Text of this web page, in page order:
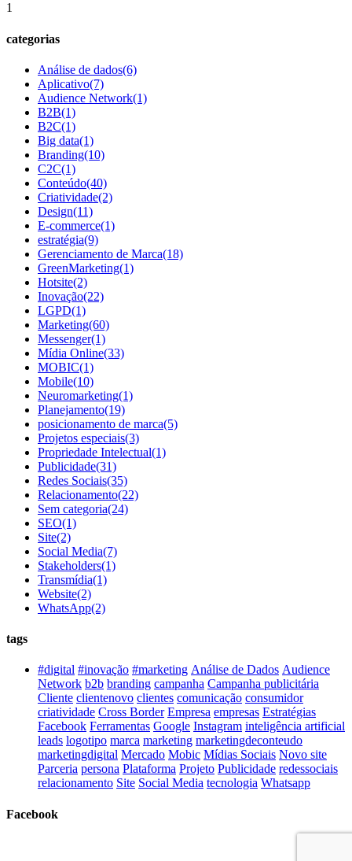
1
categorias
Análise de dados(6)
Aplicativo(7)
Audience Network(1)
B2B(1)
B2C(1)
Big data(1)
Branding(10)
C2C(1)
Conteúdo(40)
Criatividade(2)
Design(11)
E-commerce(1)
estratégia(9)
Gerenciamento de Marca(18)
GreenMarketing(1)
Hotsite(2)
Inovação(22)
LGPD(1)
Marketing(60)
Messenger(1)
Mídia Online(33)
MOBIC(1)
Mobile(10)
Neuromarketing(1)
Planejamento(19)
posicionamento de marca(5)
Projetos especiais(3)
Propriedade Intelectual(1)
Publicidade(31)
Redes Sociais(35)
Relacionamento(22)
Sem categoria(24)
SEO(1)
Site(2)
Social Media(7)
Stakeholders(1)
Transmídia(1)
Website(2)
WhatsApp(2)
tags
#digital #inovação #marketing Análise de Dados Audience
Network b2b branding campanha Campanha publicitária
Cliente clientenovo clientes comunicação consumidor
criatividade Cross Border Empresa empresas Estratégias
Facebook Ferramentas Google Instagram inteligência artificial
leads logotipo marca marketing marketingdeconteudo
marketingdigital Mercado Mobic Mídias Sociais Novo site
Parceria persona Plataforma Projeto Publicidade redessociais
relacionamento Site Social Media tecnologia Whatsapp
Facebook